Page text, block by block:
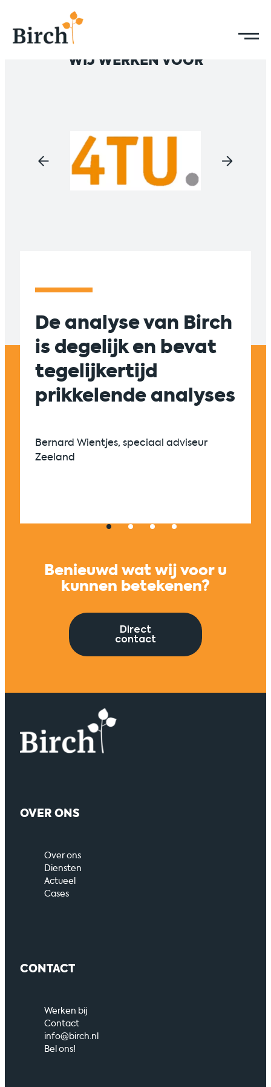
WIJ WERKEN VOOR
De analyse van Birch
is degelijk en bevat
tegelijkertijd
prikkelende analyses
Bernard Wientjes, speciaal adviseur
Zeeland
Benieuwd wat wij voor u
kunnen betekenen?
Direct
contact
OVER ONS
Over ons
Diensten
Actueel
Cases
CONTACT
Werken bij
Contact
info@birch.nl
Bel ons!